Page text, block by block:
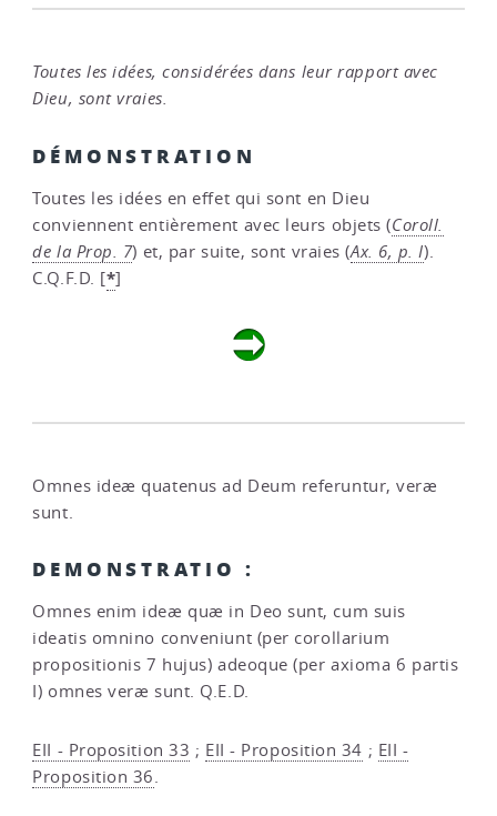
Toutes les idées, considérées dans leur rapport avec
Dieu, sont vraies.
DÉMONSTRATION
Toutes les idées en effet qui sont en Dieu
conviennent entièrement avec leurs objets (Coroll.
de la Prop. 7) et, par suite, sont vraies (Ax. 6, p. I).
C.Q.F.D. [*]
Omnes ideæ quatenus ad Deum referuntur, veræ
sunt.
DEMONSTRATIO :
Omnes enim ideæ quæ in Deo sunt, cum suis
ideatis omnino conveniunt (per corollarium
propositionis 7 hujus) adeoque (per axioma 6 partis
I) omnes veræ sunt. Q.E.D.
EII - Proposition 33 ; EII - Proposition 34 ; EII -
Proposition 36.